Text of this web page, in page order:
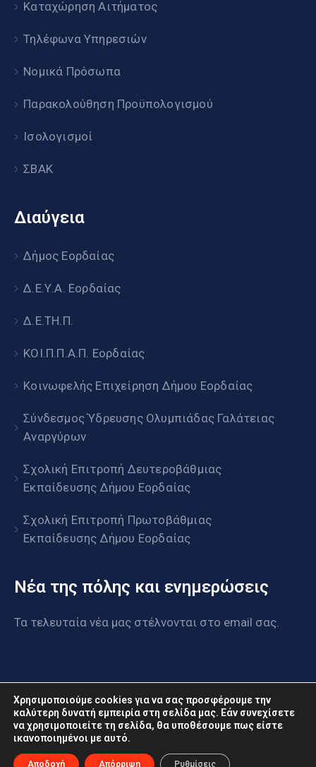
Καταχώρηση Αιτήματος
Τηλέφωνα Υπηρεσιών
Νομικά Πρόσωπα
Παρακολούθηση Προϋπολογισμού
Ισολογισμοί
ΣΒΑΚ
Διαύγεια
Δήμος Εορδαίας
Δ.Ε.Υ.Α. Εορδαίας
Δ.Ε.ΤΗ.Π.
ΚΟΙ.Π.Π.Α.Π. Εορδαίας
Κοινωφελής Επιχείρηση Δήμου Εορδαίας
Σύνδεσμος Ύδρευσης Ολυμπιάδας Γαλάτειας
Αναργύρων
Σχολική Επιτροπή Δευτεροβάθμιας
Εκπαίδευσης Δήμου Εορδαίας
Σχολική Επιτροπή Πρωτοβάθμιας
Εκπαίδευσης Δήμου Εορδαίας
Νέα της πόλης και ενημερώσεις
Τα τελευταία νέα μας στέλνονται στο email σας.
www.eordaia.gov.gr © 2022. Με επιφύλαξη παντός
δικαιώματος
Χρησιμοποιούμε cookies για να σας προσφέρουμε την
καλύτερη δυνατή εμπειρία στη σελίδα μας. Εάν συνεχίσετε
να χρησιμοποιείτε τη σελίδα, θα υποθέσουμε πως είστε
ικανοποιημένοι με αυτό.
Αποδοχή Απόρριψη Ρυθμίσεις